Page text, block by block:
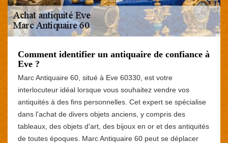
Comment identifier un antiquaire de confiance à
Eve ?
Marc Antiquaire 60, situé à Eve 60330, est votre
interlocuteur idéal lorsque vous souhaitez vendre vos
antiquités à des fins personnelles. Cet expert se spécialise
dans l'achat de divers objets anciens, y compris des
tableaux, des objets d'art, des bijoux en or et des antiquités
de toutes époques. Marc Antiquaire 60 peut se déplacer